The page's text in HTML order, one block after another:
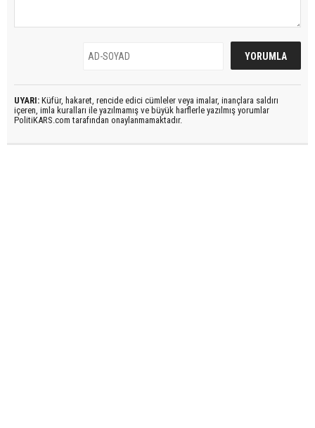
UYARI: Küfür, hakaret, rencide edici cümleler veya imalar, inançlara saldırı
içeren, imla kuralları ile yazılmamış ve büyük harflerle yazılmış yorumlar
PolitiKARS.com tarafından onaylanmamaktadır.